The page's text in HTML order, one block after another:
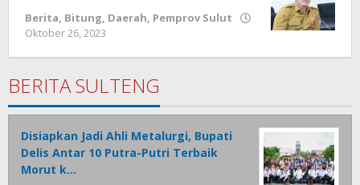
Berita, Bitung, Daerah, Pemprov Sulut
Oktober 26, 2023
BERITA SULTENG
Disiapkan Jadi Ahli Metalurgi, Bupati
Delis Antar 10 Putra-Putri Terbaik
Morut k…